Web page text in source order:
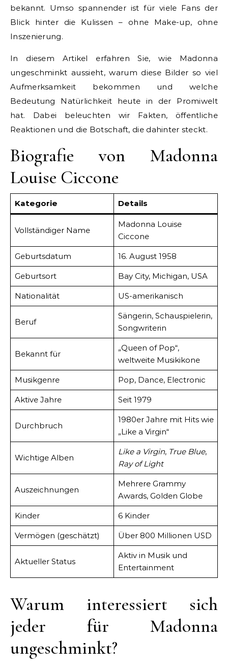
bekannt. Umso spannender ist für viele Fans der
Blick hinter die Kulissen – ohne Make-up, ohne
Inszenierung.
In diesem Artikel erfahren Sie, wie Madonna
ungeschminkt aussieht, warum diese Bilder so viel
Aufmerksamkeit bekommen und welche
Bedeutung Natürlichkeit heute in der Promiwelt
hat. Dabei beleuchten wir Fakten, öffentliche
Reaktionen und die Botschaft, die dahinter steckt.
Biografie von Madonna
Louise Ciccone
Kategorie Details
Vollständiger Name
Madonna Louise
Ciccone
Geburtsdatum 16. August 1958
Geburtsort Bay City, Michigan, USA
Nationalität US-amerikanisch
Beruf
Sängerin, Schauspielerin,
Songwriterin
Bekannt für
„Queen of Pop“,
weltweite Musikikone
Musikgenre Pop, Dance, Electronic
Aktive Jahre Seit 1979
Durchbruch
1980er Jahre mit Hits wie
„Like a Virgin“
Wichtige Alben
Like a Virgin, True Blue,
Ray of Light
Auszeichnungen
Mehrere Grammy
Awards, Golden Globe
Kinder 6 Kinder
Vermögen (geschätzt) Über 800 Millionen USD
Aktueller Status
Aktiv in Musik und
Entertainment
Warum interessiert sich
jeder für Madonna
ungeschminkt?